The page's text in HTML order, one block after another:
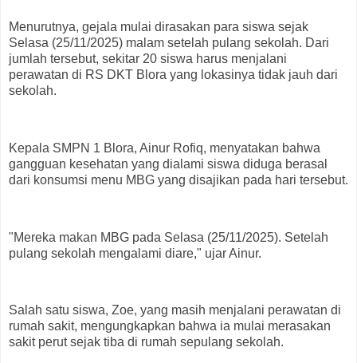
Menurutnya, gejala mulai dirasakan para siswa sejak
Selasa (25/11/2025) malam setelah pulang sekolah. Dari
jumlah tersebut, sekitar 20 siswa harus menjalani
perawatan di RS DKT Blora yang lokasinya tidak jauh dari
sekolah.
Kepala SMPN 1 Blora, Ainur Rofiq, menyatakan bahwa
gangguan kesehatan yang dialami siswa diduga berasal
dari konsumsi menu MBG yang disajikan pada hari tersebut.
"Mereka makan MBG pada Selasa (25/11/2025). Setelah
pulang sekolah mengalami diare," ujar Ainur.
Salah satu siswa, Zoe, yang masih menjalani perawatan di
rumah sakit, mengungkapkan bahwa ia mulai merasakan
sakit perut sejak tiba di rumah sepulang sekolah.